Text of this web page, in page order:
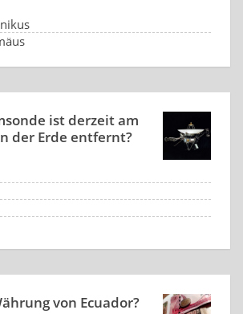
ist derzeit am
der Erde entfernt?
von Ecuador?